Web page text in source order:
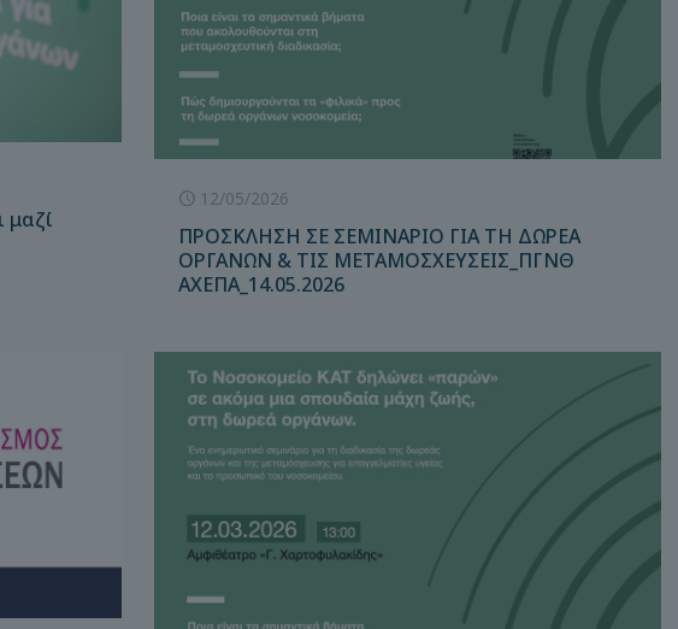
μαζί
12/05/2026
ΠΡΟΣΚΛΗΣΗ ΣΕ ΣΕΜΙΝΑΡΙΟ ΓΙΑ ΤΗ ΔΩΡΕΑ
ΟΡΓΑΝΩΝ & ΤΙΣ ΜΕΤΑΜΟΣΧΕΥΣΕΙΣ_ΠΓΝΘ
ΑΧΕΠΑ_14.05.2026